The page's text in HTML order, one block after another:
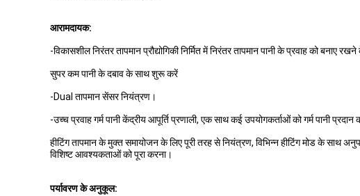
आरामदायक:
-विकासशील निरंतर तापमान प्रौद्योगिकी निर्मित में निरंतर तापमान पानी के प्रवाह को बनाए
सुपर कम पानी के दबाव के साथ शुरू करें
-Dual तापमान सेंसर नियंत्रण।
-उच्च प्रवाह गर्म पानी केंद्रीय आपूर्ति प्रणाली, एक साथ कई उपयोगकर्ताओं को गर्म पानी प्रदान
हीटिंग तापमान के मुक्त समायोजन के लिए पूरी तरह से नियंत्रण, विभिन्न हीटिंग मोड के साथ
विशिष्ट आवश्यकताओं को पूरा करना।
पर्यावरण के अनुकूल: